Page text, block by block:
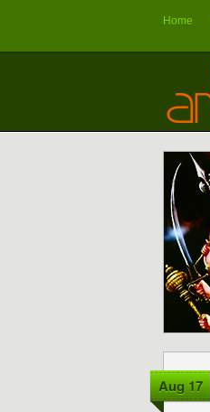
Home
Aug 17